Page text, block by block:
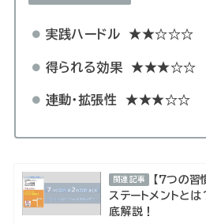
実践ハードル★★☆☆☆
得られる効果★★★☆☆
連動・拡張性 ★★★☆☆
関連記事
【7つの習
ステートメントと
底解説！